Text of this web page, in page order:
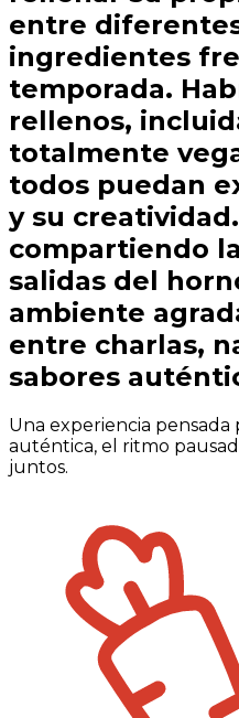
entre
ingredientes
temporada.
rellenos,
totalmente
todos puedan
y su
compartiendo
salidas del
ambiente
entre charlas,
sabores
Una experiencia pensada
auténtica, el ritmo
juntos.